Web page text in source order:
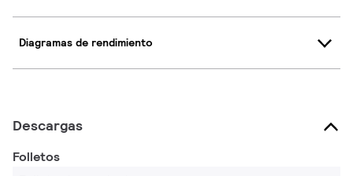
Diagramas de rendimiento
Descargas
Folletos